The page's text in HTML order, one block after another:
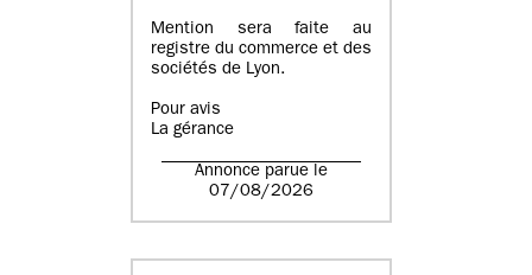
Mention sera faite au
registre du commerce et des
sociétés de Lyon.
Pour avis
La gérance
Annonce parue le
07/08/2026